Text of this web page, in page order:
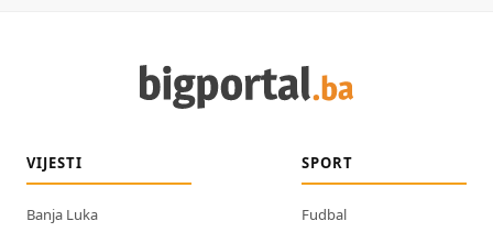
VIJESTI
Banja Luka
SPORT
Fudbal